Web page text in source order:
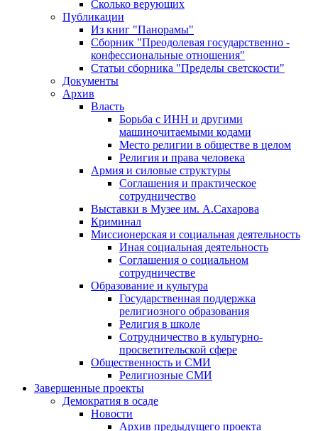
Сколько верующих
Публикации
Из книг "Панорамы"
Сборник "Преодолевая государственно -
конфессиональные отношения"
Статьи сборника "Пределы светскости"
Документы
Архив
Власть
Борьба с ИНН и другими
машиночитаемыми кодами
Место религии в обществе в целом
Религия и права человека
Армия и силовые структуры
Соглашения и практическое
сотрудничество
Выставки в Музее им. А.Сахарова
Криминал
Миссионерская и социальная деятельность
Иная социальная деятельность
Соглашения о социальном
сотрудничестве
Образование и культура
Государственная поддержка
религиозного образования
Религия в школе
Сотрудничество в культурно-
просветительской сфере
Общественность и СМИ
Религиозные СМИ
Завершенные проекты
Демократия в осаде
Новости
Архив предыдущего проекта